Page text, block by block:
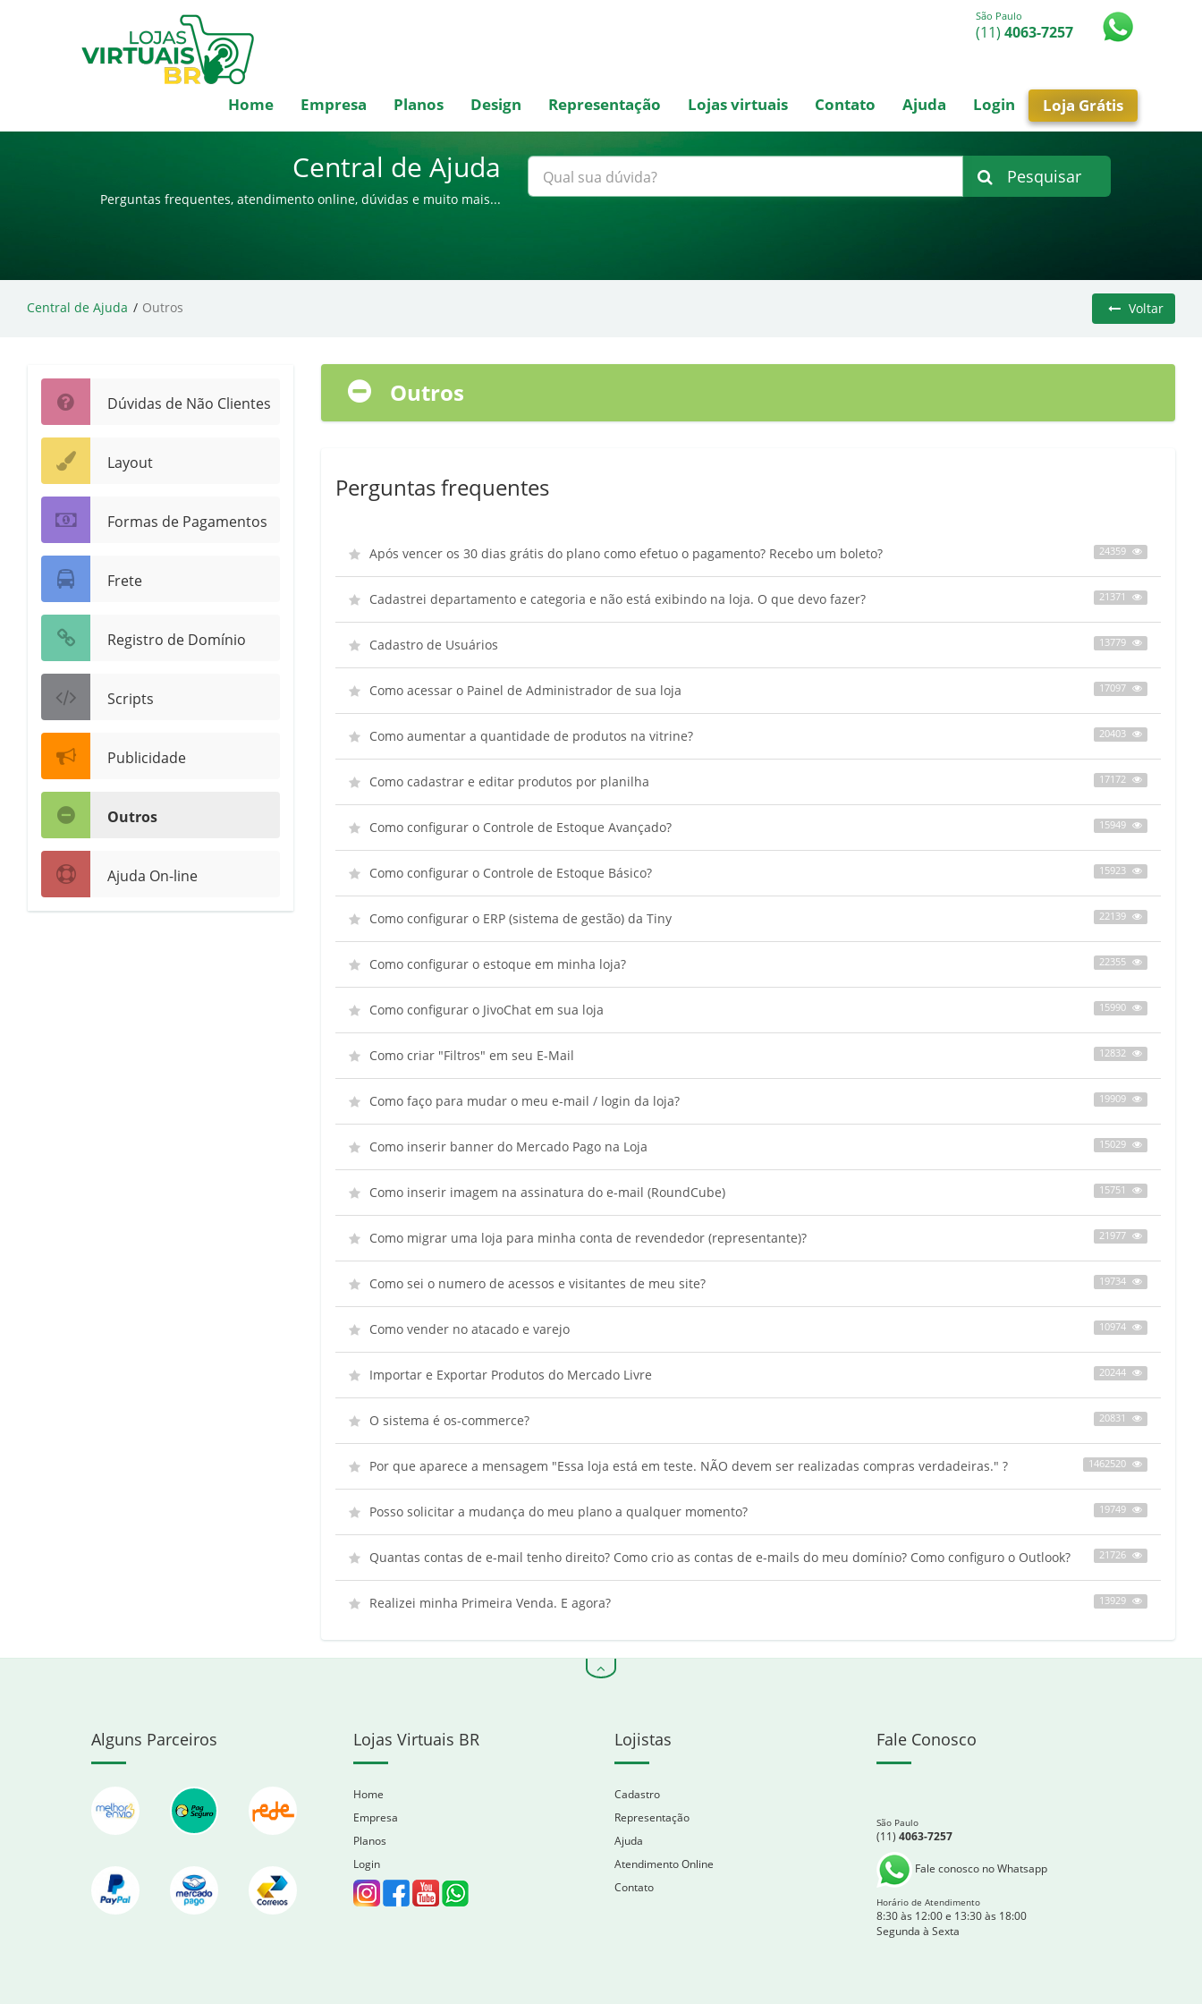
São Paulo
(11) 4063-7257
Home Empresa Planos Design Representação Lojas virtuais Contato Ajuda Login Loja Grátis
Central de Ajuda
Perguntas frequentes, atendimento online, dúvidas e muito mais...
Pesquisar
Central de Ajuda Outros Voltar
Dúvidas de Não Clientes
Layout
Formas de Pagamentos
Frete
Registro de Domínio
Scripts
Publicidade
Outros
Ajuda On-line
Outros
Perguntas frequentes
Após vencer os 30 dias grátis do plano como efetuo o pagamento? Recebo um boleto? 24359
Cadastrei departamento e categoria e não está exibindo na loja. O que devo fazer? 21371
Cadastro de Usuários 13779
Como acessar o Painel de Administrador de sua loja 17097
Como aumentar a quantidade de produtos na vitrine? 20403
Como cadastrar e editar produtos por planilha 17172
Como configurar o Controle de Estoque Avançado? 15949
Como configurar o Controle de Estoque Básico? 15923
Como configurar o ERP (sistema de gestão) da Tiny 22139
Como configurar o estoque em minha loja? 22355
Como configurar o JivoChat em sua loja 15990
Como criar "Filtros" em seu E-Mail 12832
Como faço para mudar o meu e-mail / login da loja? 19909
Como inserir banner do Mercado Pago na Loja 15029
Como inserir imagem na assinatura do e-mail (RoundCube) 15751
Como migrar uma loja para minha conta de revendedor (representante)? 21977
Como sei o numero de acessos e visitantes de meu site? 19734
Como vender no atacado e varejo 10974
Importar e Exportar Produtos do Mercado Livre 20244
O sistema é os-commerce? 20831
Por que aparece a mensagem "Essa loja está em teste. NÃO devem ser realizadas compras verdadeiras." ? 1462520
Posso solicitar a mudança do meu plano a qualquer momento? 19749
Quantas contas de e-mail tenho direito? Como crio as contas de e-mails do meu domínio? Como configuro o Outlook? 21726
Realizei minha Primeira Venda. E agora? 13929
Alguns Parceiros Lojas Virtuais BR
Home
Empresa
Planos
Login
Lojistas
Cadastro
Representação
Ajuda
Atendimento Online
Contato
Fale Conosco
São Paulo
(11) 4063-7257
Fale conosco no Whatsapp
Horário de Atendimento
8:30 às 12:00 e 13:30 às 18:00
Segunda à Sexta